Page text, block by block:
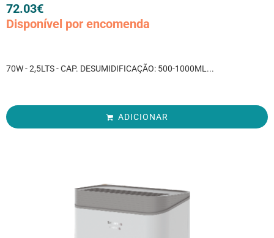
72.03€
Disponível por encomenda
70W - 2,5LTS - CAP. DESUMIDIFICAÇÃO: 500-1000ML...
ADICIONAR